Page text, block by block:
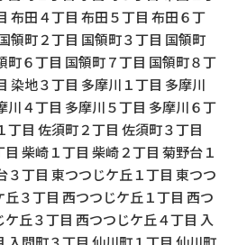
布田４丁目 布田５丁目 布田６丁
領町２丁目 国領町３丁目 国領町
町６丁目 国領町７丁目 国領町８丁
染地３丁目 多摩川１丁目 多摩川
川４丁目 多摩川５丁目 多摩川６丁
丁目 佐須町２丁目 佐須町３丁目
柴崎１丁目 柴崎２丁目 菊野台１
３丁目 東つつじケ丘１丁目 東つつ
３丁目 西つつじケ丘１丁目 西つ
丘３丁目 西つつじケ丘４丁目 入